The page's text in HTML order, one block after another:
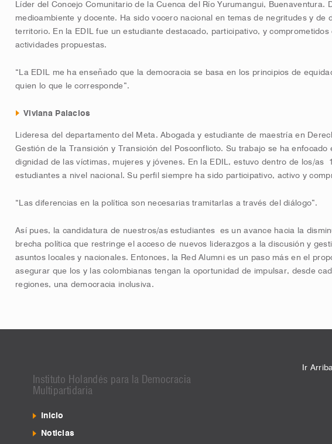
Líder del Concejo Comunitario de la Cuenca del Río Yurumangui, Buenaventura.
medioambiente y docente. Ha sido vocero nacional en temas de negritudes y de
territorio. En la EDIL fue un estudiante destacado, participativo, y comprometidos
actividades propuestas.
“La EDIL me ha enseñado que la democracia se basa en los principios de
quien lo que le corresponde”.
Viviana Palacios
Lideresa del departamento del Meta. Abogada y estudiante de maestría en
Gestión de la Transición y Transición del Posconflicto. Su trabajo se ha enfocado
dignidad de las víctimas, mujeres y jóvenes. En la EDIL, estuvo dentro de los/as
estudiantes a nivel nacional. Su perfil siempre ha sido participativo, activo y
“Las diferencias en la política son necesarias tramitarlas a través del diálogo”.
Así pues, la candidatura de nuestros/as estudiantes es un avance hacia la
brecha política que restringe el acceso de nuevos liderazgos a la discusión y
asuntos locales y nacionales. Entonces, la Red Alumni es un paso más en el
asegurar que los y las colombianas tengan la oportunidad de impulsar, desde
regiones, una democracia inclusiva.
Ir
Instituto Holandés para la Democracia
Multipartidaria
Inicio
Noticias